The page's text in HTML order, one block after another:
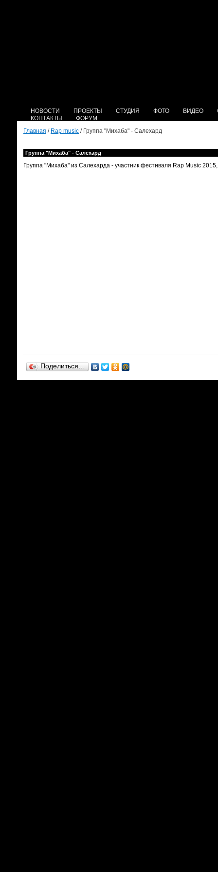
НОВОСТИ ПРОЕКТЫ СТУДИЯ ФОТО ВИДЕО
КОНТАКТЫ
ФОРУМ
Главная / Rap music / Группа "Михаба" - Салехард
Группа "Михаба" - Салехард
Группа "Михаба" из Салехарда - участник фестиваля Rap Music
Поделиться…